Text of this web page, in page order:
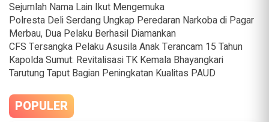
Sejumlah Nama Lain Ikut Mengemuka
Polresta Deli Serdang Ungkap Peredaran Narkoba di Pagar
Merbau, Dua Pelaku Berhasil Diamankan
CFS Tersangka Pelaku Asusila Anak Terancam 15 Tahun
Kapolda Sumut: Revitalisasi TK Kemala Bhayangkari
Tarutung Taput Bagian Peningkatan Kualitas PAUD
POPULER